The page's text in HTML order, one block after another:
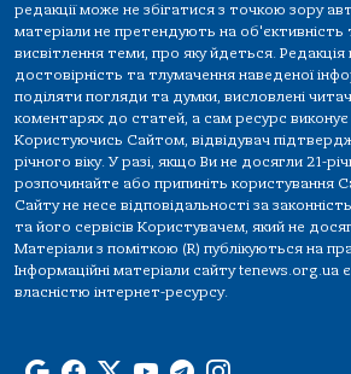
редакції може не збігатися з точкою зору
матеріали не претендують на об'єктивність
висвітлення теми, про яку йдеться. Редакція
достовірність та тлумачення наведеної
поділяти погляди та думки, висловлені
коментарях до статей, а сам ресурс виконує
Користуючись Сайтом, відвідувач
річного віку. У разі, якщо Ви не досягли 21-
розпочинайте або припиніть користування
Сайту не несе відповідальності за
та його сервісів Користувачем, який не досяг
Матеріали з поміткою (R) публікуються на
Інформаційні матеріали сайту tenews.org.ua
власністю інтернет-ресурсу.